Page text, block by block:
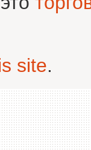
site.